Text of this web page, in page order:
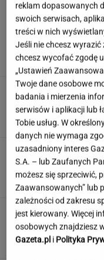
Quiz,
Jeden
MATERIAŁ
reklam dopasowanych
swoich serwisach,
treści w nich
Jeśli nie chcesz wyrazić
chcesz wycofać zgodę
„Ustawień
Twoje dane osobowe
badania i mierzenia
serwisów i aplikacji lub
Tobie usług. W
danych nie wymaga
uzasadniony interes
S.A. – lub Zaufanych
możesz się sprzeciwić,
Zaawansowanych” lub
zależności od zakresu
jest kierowany. Więcej
osobowych znajdziesz
Gazeta.pl i Polityka